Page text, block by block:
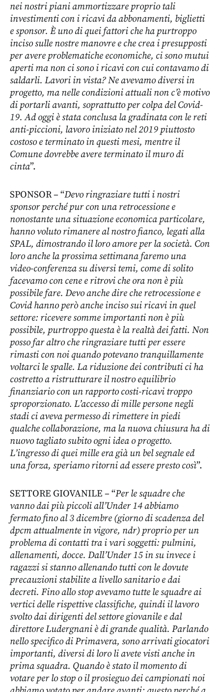
nei nostri piani ammortizzare proprio tali
investimenti con i ricavi da abbonamenti, biglietti
e sponsor. È uno di quei fattori che ha purtroppo
inciso sulle nostre manovre e che crea i presupposti
per avere problematiche economiche, ci sono mutui
aperti ma non ci sono i ricavi con cui contavamo di
saldarli. Lavori in vista? Ne avevamo diversi in
progetto, ma nelle condizioni attuali non c’è motivo
di portarli avanti, soprattutto per colpa del Covid-
19. Ad oggi è stata conclusa la gradinata con le reti
anti-piccioni, lavoro iniziato nel 2019 piuttosto
costoso e terminato in questi mesi, mentre il
Comune dovrebbe avere terminato il muro di
cinta”.
SPONSOR – “Devo ringraziare tutti i nostri
sponsor perché pur con una retrocessione e
nonostante una situazione economica particolare,
hanno voluto rimanere al nostro fianco, legati alla
SPAL, dimostrando il loro amore per la società. Con
loro anche la prossima settimana faremo una
video-conferenza su diversi temi, come di solito
facevamo con cene e ritrovi che ora non è più
possibile fare. Devo anche dire che retrocessione e
Covid hanno però anche inciso sui ricavi in quel
settore: ricevere somme importanti non è più
possibile, purtroppo questa è la realtà dei fatti. Non
posso far altro che ringraziare tutti per essere
rimasti con noi quando potevano tranquillamente
voltarci le spalle. La riduzione dei contributi ci ha
costretto a ristrutturare il nostro equilibrio
finanziario con un rapporto costi-ricavi troppo
sproporzionato. L’accesso di mille persone negli
stadi ci aveva permesso di rimettere in piedi
qualche collaborazione, ma la nuova chiusura ha di
nuovo tagliato subito ogni idea o progetto.
L’ingresso di quei mille era già un bel segnale ed
una forza, speriamo ritorni ad essere presto così”.
SETTORE GIOVANILE – “Per le squadre che
vanno dai più piccoli all’Under 14 abbiamo
fermato fino al 3 dicembre (giorno di scadenza del
dpcm attualmente in vigore, ndr) proprio per un
problema di contatti tra i vari soggetti: pulmini,
allenamenti, docce. Dall’Under 15 in su invece i
ragazzi si stanno allenando tutti con le dovute
precauzioni stabilite a livello sanitario e dai
decreti. Fino allo stop avevamo tutte le squadre ai
vertici delle rispettive classifiche, quindi il lavoro
svolto dai dirigenti del settore giovanile e dal
direttore Ludergnani è di grande qualità. Parlando
nello specifico di Primavera, sono arrivati giocatori
importanti, diversi di loro li avete visti anche in
prima squadra. Quando è stato il momento di
votare per lo stop o il prosieguo dei campionati noi